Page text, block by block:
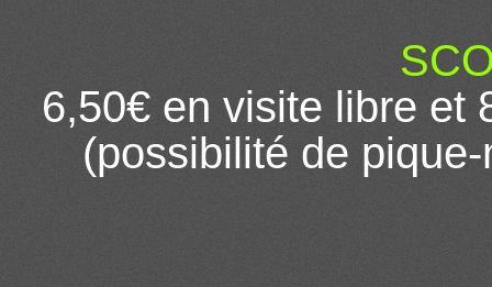
6,50€ en visite libre et
(possibilité de